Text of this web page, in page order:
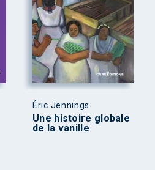
Éric Jennings
Une histoire globale
de la vanille